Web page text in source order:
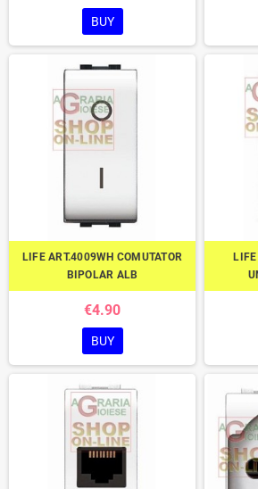
BUY
LIFE ART.4009WH COMUTATOR
BIPOLAR ALB
€4.90
BUY